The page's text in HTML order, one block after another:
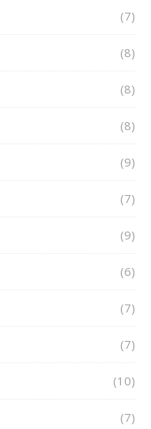
(7)
(8)
(8)
(8)
(9)
(7)
(9)
(6)
(7)
(7)
(10)
(7)